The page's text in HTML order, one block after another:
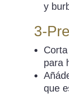
y
3-
para
que